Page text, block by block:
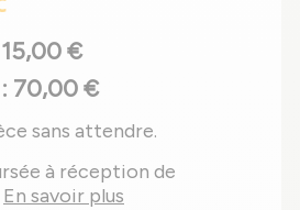
€
70,00 €
sans attendre.
à réception de
En savoir plus